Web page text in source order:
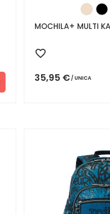
MOCHILA+ MULTI
35,95 € UNICA